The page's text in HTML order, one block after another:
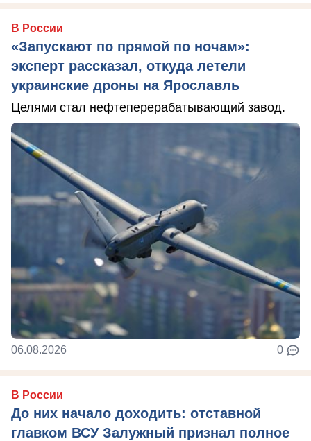
В России
«Запускают по прямой по ночам»:
эксперт рассказал, откуда летели
украинские дроны на Ярославль
Целями стал нефтеперерабатывающий завод.
06.08.2026 0
В России
До них начало доходить: отставной
главком ВСУ Залужный признал полное